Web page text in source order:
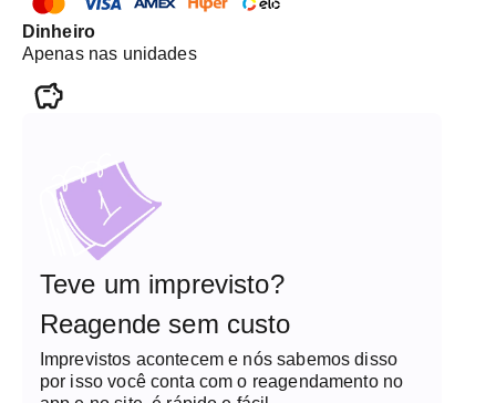
Dinheiro
Apenas nas unidades
Teve um imprevisto?
Reagende sem custo
Imprevistos acontecem e nós sabemos disso
por isso você conta com o reagendamento no